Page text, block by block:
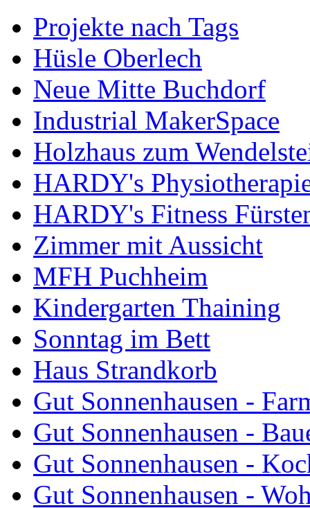
Projekte nach Tags
Hüsle Oberlech
Neue Mitte Buchdorf
Industrial MakerSpace
Holzhaus zum
HARDY's
HARDY's Fitness
Zimmer mit Aussicht
MFH Puchheim
Kindergarten Thaining
Sonntag im Bett
Haus Strandkorb
Gut Sonnenhausen -
Gut Sonnenhausen -
Gut Sonnenhausen -
Gut Sonnenhausen -